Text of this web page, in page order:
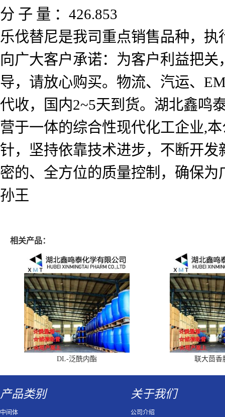
分 子 量 ：426.853
乐伐替尼是我司重点销售品种，
向广大客户承诺：为客户利益把
导，请放心购买。物流、汽运、
代收，国内2~5天到货。湖北鑫鸣
营于一体的综合性现代化工企业,
针，坚持依靠技术进步，不断开
密的、全方位的质量控制，确保
孙王
相关产品：
DL-泛酰内酯 联大茴香
产品类别
中间体
关于我们
公司介绍